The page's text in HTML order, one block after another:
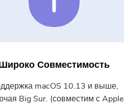
Совместимость
macOS 10.13 и выше,
Big Sur. (совместим с Apple